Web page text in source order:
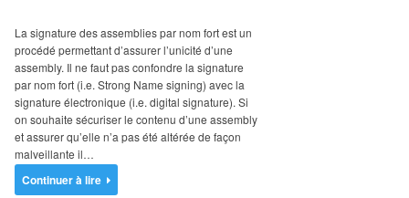
La signature des assemblies par nom fort est un
procédé permettant d’assurer l’unicité d’une
assembly. Il ne faut pas confondre la signature
par nom fort (i.e. Strong Name signing) avec la
signature électronique (i.e. digital signature). Si
on souhaite sécuriser le contenu d’une assembly
et assurer qu’elle n’a pas été altérée de façon
malveillante il…
Continuer à lire